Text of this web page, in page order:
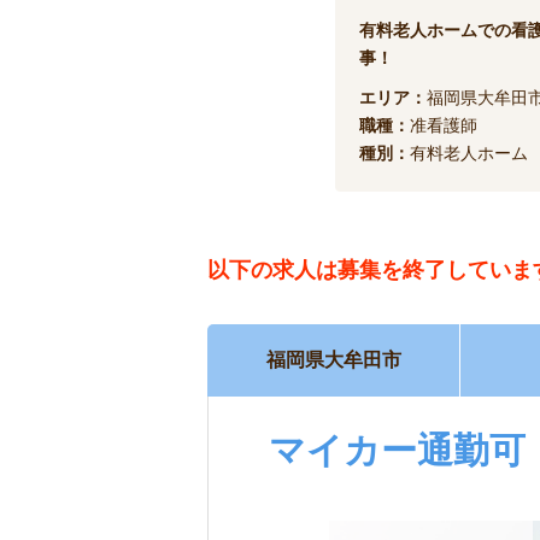
有料老人ホームでの看
事！
エリア： 福岡県大牟田
職種： 准看護師
種別： 有料老人ホーム
以下の求人は募集を終了していま
福岡県大牟田市
マイカー通勤